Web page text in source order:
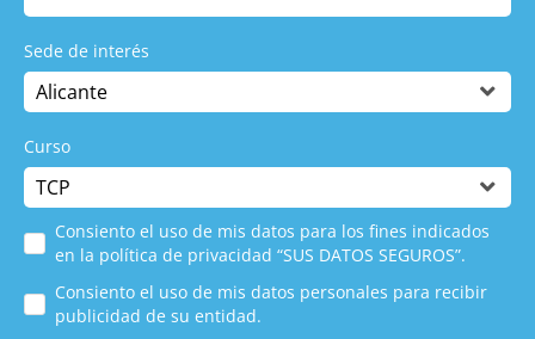
Sede de interés
Curso
Consiento el uso de mis datos para los fines indicados
en la política de privacidad “SUS DATOS SEGUROS”.
Consiento el uso de mis datos personales para recibir
publicidad de su entidad.